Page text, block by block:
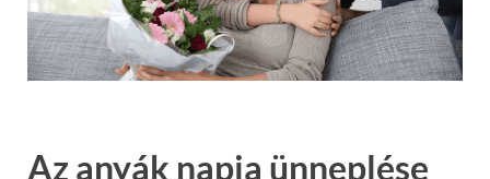
Az anyák napja ünneplése